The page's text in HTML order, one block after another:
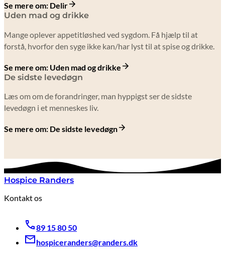
Se mere om: Delir
Uden mad og drikke
Mange oplever appetitløshed ved sygdom. Få hjælp til at
forstå, hvorfor den syge ikke kan/har lyst til at spise og drikke.
Se mere om: Uden mad og drikke
De sidste levedøgn
Læs om om de forandringer, man hyppigst ser de sidste
levedøgn i et menneskes liv.
Se mere om: De sidste levedøgn
Hospice Randers
Kontakt os
89 15 80 50
hospiceranders@randers.dk